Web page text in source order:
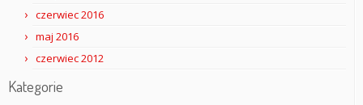
czerwiec 2016
maj 2016
czerwiec 2012
Kategorie